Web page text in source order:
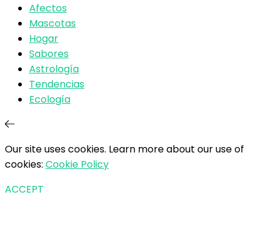
Afectos
Mascotas
Hogar
Sabores
Astrología
Tendencias
Ecología
Our site uses cookies. Learn more about our use of
cookies: Cookie Policy
ACCEPT